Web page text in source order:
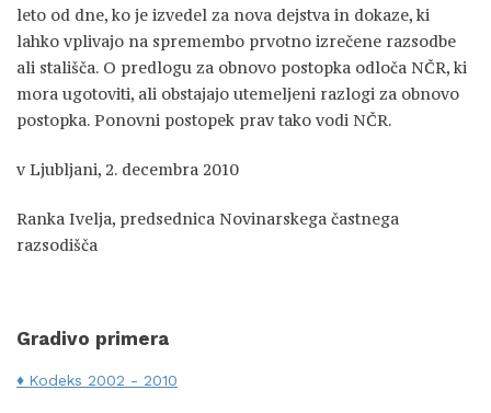
leto od dne, ko je izvedel za nova dejstva in dokaze, ki
lahko vplivajo na spremembo prvotno izrečene razsodbe
ali stališča. O predlogu za obnovo postopka odloča NČR, ki
mora ugotoviti, ali obstajajo utemeljeni razlogi za obnovo
postopka. Ponovni postopek prav tako vodi NČR.
v Ljubljani, 2. decembra 2010
Ranka Ivelja, predsednica Novinarskega častnega
razsodišča
Gradivo primera
Kodeks 2002 - 2010